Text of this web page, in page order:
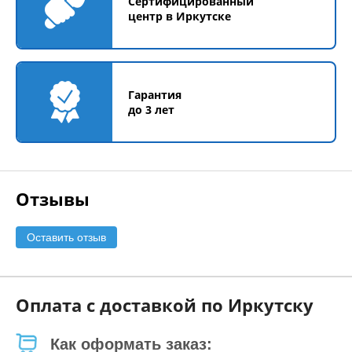
центр в Иркутске
Гарантия
до 3 лет
Отзывы
Оставить отзыв
Оплата с доставкой по Иркутску
Как оформать заказ: